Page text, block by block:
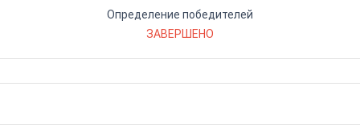
Определение победителей
ЗАВЕРШЕНО